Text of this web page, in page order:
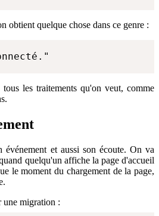
obtient quelque chose dans ce genre :
les traitements qu'on veut, comme
et aussi son écoute. On va
quelqu'un affiche la page d'accueil
le moment du chargement de la page,
une migration :